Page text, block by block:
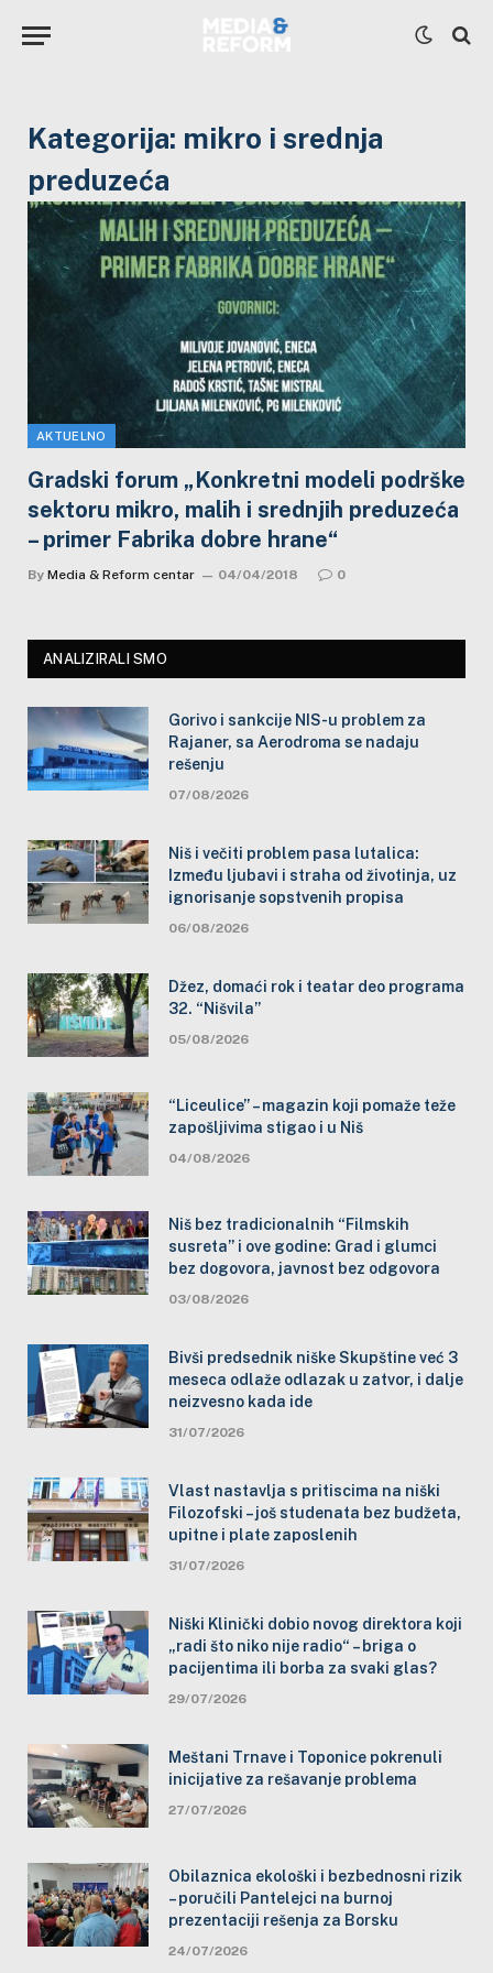
Kategorija: mikro i srednja
preduzeća
AKTUELNO
Gradski forum „Konkretni modeli podrške
sektoru mikro, malih i srednjih preduzeća
– primer Fabrika dobre hrane“
By Media & Reform centar 04/04/2018 0
ANALIZIRALI SMO
Gorivo i sankcije NIS-u problem za
Rajaner, sa Aerodroma se nadaju
rešenju
07/08/2026
Niš i večiti problem pasa lutalica:
Između ljubavi i straha od životinja, uz
ignorisanje sopstvenih propisa
06/08/2026
Džez, domaći rok i teatar deo programa
32. “Nišvila”
05/08/2026
“Liceulice” – magazin koji pomaže teže
zapošljivima stigao i u Niš
04/08/2026
Niš bez tradicionalnih “Filmskih
susreta” i ove godine: Grad i glumci
bez dogovora, javnost bez odgovora
03/08/2026
Bivši predsednik niške Skupštine već 3
meseca odlaže odlazak u zatvor, i dalje
neizvesno kada ide
31/07/2026
Vlast nastavlja s pritiscima na niški
Filozofski – još studenata bez budžeta,
upitne i plate zaposlenih
31/07/2026
Niški Klinički dobio novog direktora koji
„radi što niko nije radio“ – briga o
pacijentima ili borba za svaki glas?
29/07/2026
Meštani Trnave i Toponice pokrenuli
inicijative za rešavanje problema
27/07/2026
Obilaznica ekološki i bezbednosni rizik
– poručili Pantelejci na burnoj
prezentaciji rešenja za Borsku
24/07/2026